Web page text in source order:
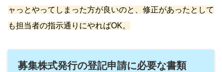
ャっとやってしまった方が良いのと、修正があったとして
も担当者の指示通りにやればOK。
募集株式発行の登記申請に必要な書類